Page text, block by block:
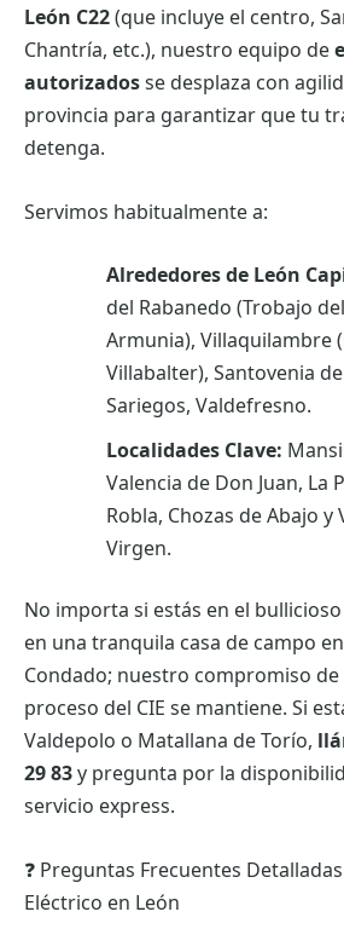
León C22(que incluye el centro,
Chantría, etc.), nuestro equipo de
autorizadosse desplaza con
provincia para garantizar que tu
detenga.
Servimos habitualmente a:
Alrededores de León
del Rabanedo (Trobajo
Armunia), Villaquilambre
Villabalter), Santovenia
Sariegos, Valdefresno.
Localidades Clave:
Valencia de Don Juan, La
Robla, Chozas de Abajo y
Virgen.
No importa si estás en el
en una tranquila casa de campo
Condado; nuestro compromiso de
proceso del CIE se mantiene. Si
Valdepolo o Matallana de Torío,
29 83y pregunta por la
servicio express.
❓ Preguntas Frecuentes
Eléctrico en León